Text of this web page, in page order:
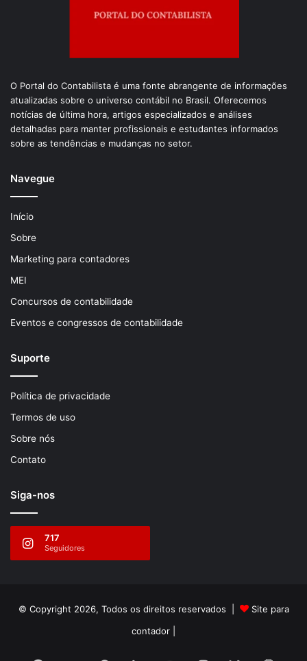
O Portal do Contabilista é uma fonte abrangente de informações
atualizadas sobre o universo contábil no Brasil. Oferecemos
notícias de última hora, artigos especializados e análises
detalhadas para manter profissionais e estudantes informados
sobre as tendências e mudanças no setor.
Navegue
Início
Sobre
Marketing para contadores
MEI
Concursos de contabilidade
Eventos e congressos de contabilidade
Suporte
Política de privacidade
Termos de uso
Sobre nós
Contato
Siga-nos
717
Seguidores
© Copyright 2026, Todos os direitos reservados |
Site para
contador